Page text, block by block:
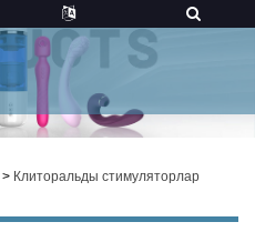
> Клиторальды стимуляторлар